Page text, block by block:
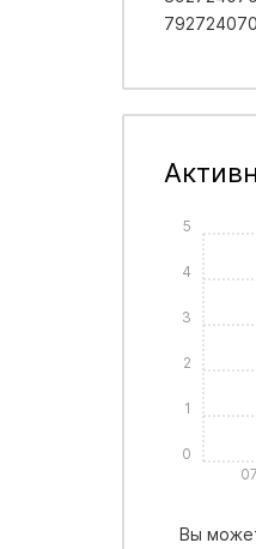
0
1
2
3
4
5
Вы